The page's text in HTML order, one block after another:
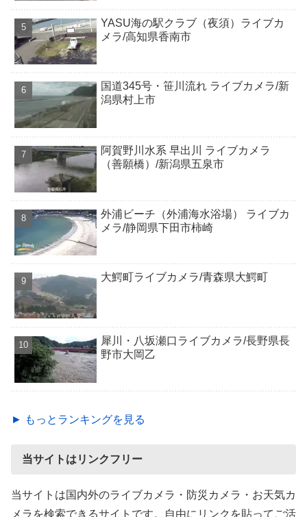
YASU海の駅クラブ（夜須）ライブカ
メラ/高知県香南市
国道345号・笹川流れ ライブカメラ/新
潟県村上市
阿賀野川水系 早出川 ライブカメラ
（善願橋）/新潟県五泉市
外浦ビーチ（外浦海水浴場） ライブカ
メラ/静岡県下田市柿崎
大鰐町ライブカメラ/青森県大鰐町
犀川・八坂瀬口ライブカメラ/長野県長
野市大岡乙
► もっとランキングを見る
当サイトはリンクフリー
当サイトは国内外のライブカメラ・防災カメラ・お天気カ
メラを検索できるサイトです。自由にリンクを貼ってご活